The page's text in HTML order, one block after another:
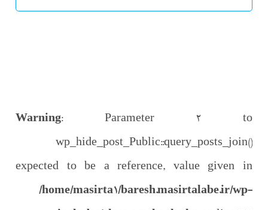
Warning: Parameter 2 to
wp_hide_post_Public::query_posts_join()
expected to be a reference, value given in
/home/masirta1/baresh.masirtalabe.ir/wp-